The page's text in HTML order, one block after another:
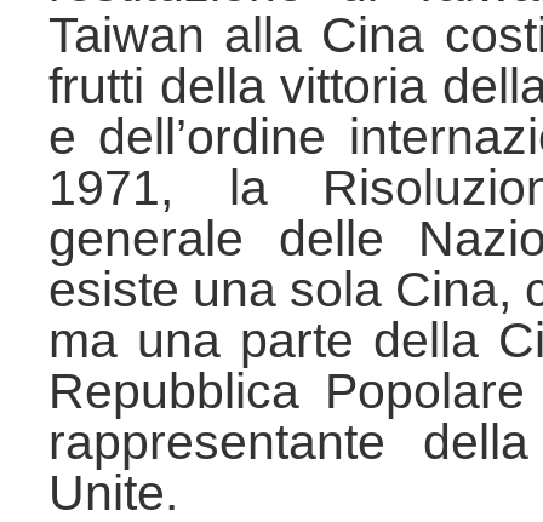
Taiwan alla Cina
frutti della vittoria
e dell’ordine
1971, la
generale delle
esiste una sola Cina,
ma una parte della
Repubblica
rappresentante
Unite.